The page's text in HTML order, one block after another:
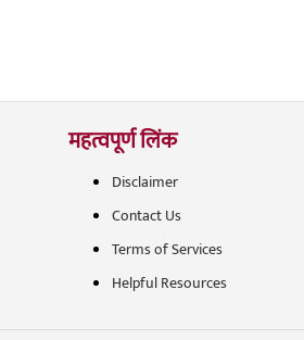
महत्वपूर्ण लिंक
Disclaimer
Contact Us
Terms of Services
Helpful Resources